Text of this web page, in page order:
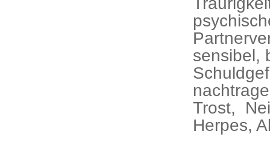
sensibel,
Trost,
Herpes,